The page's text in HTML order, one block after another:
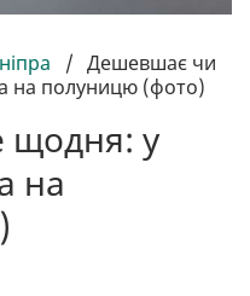
/ Дешевшає чи
на полуницю (фото)
щодня: у
на